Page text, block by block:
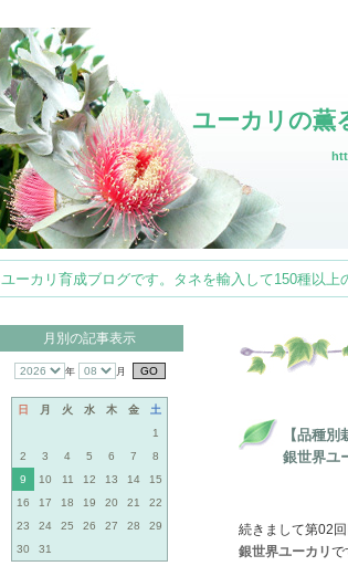
ユーカリの薫
ユーカリ育成ブログです。タネを輸入して150種以
月別の記事表示
年 月
日 月 火 水 木 金
土
1
2
3 4 5 6 7
8
9
10 11 12 13 14
15
16
17 18 19 20 21
22
23
24 25 26 27 28
29
30
31
【品種別
銀世界ユ
続きまして第02
銀世界ユーカリで